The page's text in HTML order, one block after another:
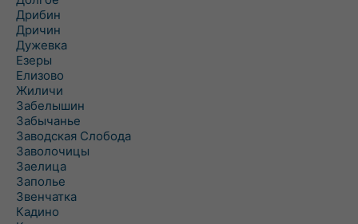
Дрибин
Дричин
Дужевка
Езеры
Елизово
Жиличи
Забелышин
Забычанье
Заводская Слобода
Заволочицы
Заелица
Заполье
Звенчатка
Кадино